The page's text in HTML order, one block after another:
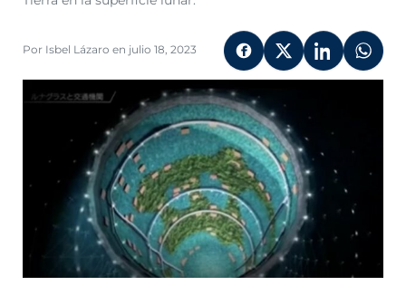
Por Isbel Lázaro en julio 18, 2023